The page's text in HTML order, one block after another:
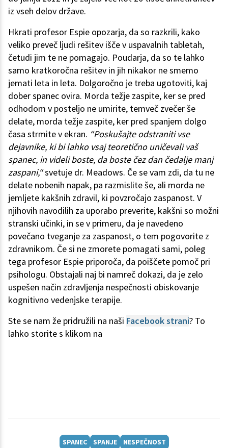
iz vseh delov države.
Hkrati profesor Espie opozarja, da so razkrili, kako
veliko preveč ljudi rešitev išče v uspavalnih tabletah,
četudi jim te ne pomagajo. Poudarja, da so te lahko
samo kratkoročna rešitev in jih nikakor ne smemo
jemati leta in leta. Dolgoročno je treba ugotoviti, kaj
dober spanec ovira. Morda težje zaspite, ker se pred
odhodom v posteljo ne umirite, temveč zvečer še
delate, morda težje zaspite, ker pred spanjem dolgo
časa strmite v ekran. “Poskušajte odstraniti vse
dejavnike, ki bi lahko vsaj teoretično uničevali vaš
spanec, in videli boste, da boste čez dan čedalje manj
zaspani,“svetuje dr. Meadows. Če se vam zdi, da tu ne
delate nobenih napak, pa razmislite še, ali morda ne
jemljete kakšnih zdravil, ki povzročajo zaspanost. V
njihovih navodilih za uporabo preverite, kakšni so možni
stranski učinki, in se v primeru, da je navedeno
povečano tveganje za zaspanost, o tem pogovorite z
zdravnikom. Če si ne zmorete pomagati sami, poleg
tega profesor Espie priporoča, da poiščete pomoč pri
psihologu. Obstajali naj bi namreč dokazi, da je zelo
uspešen način zdravljenja nespečnosti obiskovanje
kognitivno vedenjske terapije.
Ste se nam že pridružili na naši Facebook strani? To
lahko storite s klikom na
SPANEC SPANJE NESPEČNOST